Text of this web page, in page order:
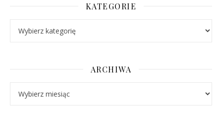
KATEGORIE
ARCHIWA